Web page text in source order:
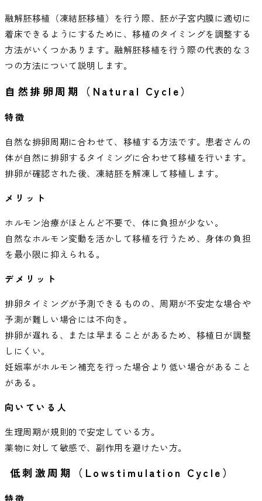
融解胚移植（凍結胚移植）を行う際、胚が子宮内膜に適切に
着床できるようにするために、移植のタイミングを調整する
方法がいくつかあります。融解胚移植を行う際の代表的な３
つの方法について説明します。
自然排卵周期（Natural Cycle）
特徴
自然な排卵周期に合わせて、移植する方法です。患者さんの
体が自然に排卵するタイミングに合わせて移植を行います。
排卵が確認された後、凍結胚を解凍して移植します。
メリット
ホルモン治療がほとんど不要で、体に負担が少ない。
自然なホルモン変動を活かして移植を行うため、身体の負担
を最小限に抑えられる。
デメリット
排卵タイミングが予測できるものの、周期が不安定な場合や
予測が難しい場合には不向き。
排卵が遅れる、または早まることがあるため、移植日が調整
しにくい。
妊娠率がホルモン補充を行った場合より低い場合があること
がある。
向いている人
生理周期が規則的で安定している方。
薬物に対して敏感で、副作用を避けたい方。
低刺激周期（Lowstimulation Cycle）
特徴